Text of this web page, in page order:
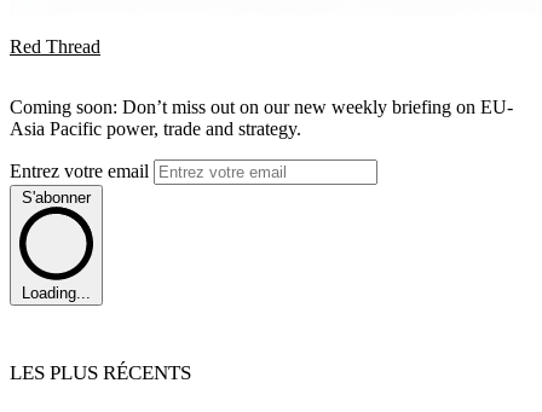
Red Thread
Coming soon: Don’t miss out on our new weekly briefing on EU-
Asia Pacific power, trade and strategy.
Entrez votre email
S'abonner
Loading...
LES PLUS RÉCENTS